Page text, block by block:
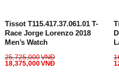
Tissot T115.417.37.061.01 T-
Race Jorge Lorenzo 2018
Men’s Watch
25,725,000VNĐ
18,375,000VNĐ